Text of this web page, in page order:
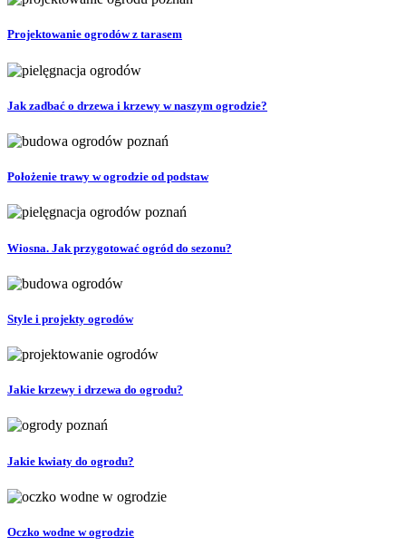
Projektowanie ogrodów z tarasem
Jak zadbać o drzewa i krzewy w naszym ogrodzie?
Położenie trawy w ogrodzie od podstaw
Wiosna. Jak przygotować ogród do sezonu?
Style i projekty ogrodów
Jakie krzewy i drzewa do ogrodu?
Jakie kwiaty do ogrodu?
Oczko wodne w ogrodzie